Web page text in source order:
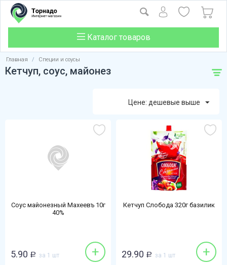
Каталог товаров
Главная / Специи и соусы
Кетчуп, соус, майонез
Цене: дешевые выше
Соус майонезный Махеевъ 10г
40%
5.90 Р за 1 шт +
Кетчуп Слобода 320г базилик
29.90 Р за 1 шт +